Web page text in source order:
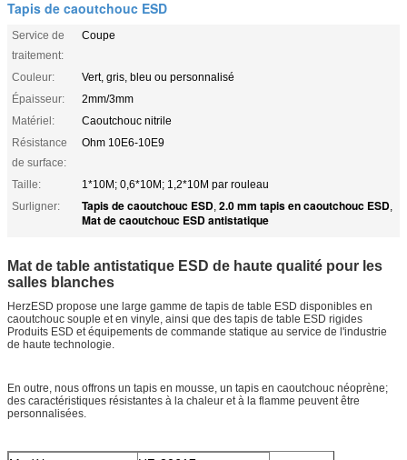
Tapis de caoutchouc ESD
Service de
traitement:
Coupe
Couleur:
Vert, gris, bleu ou personnalisé
Épaisseur:
2mm/3mm
Matériel:
Caoutchouc nitrile
Résistance
de surface:
Ohm 10E6-10E9
Taille:
1*10M; 0,6*10M; 1,2*10M par rouleau
Surligner:
Tapis de caoutchouc ESD, 2.0 mm tapis en caoutchouc ESD,
Mat de caoutchouc ESD antistatique
Mat de table antistatique ESD de haute qualité pour les
salles blanches
HerzESD propose une large gamme de tapis de table ESD disponibles en
caoutchouc souple et en vinyle, ainsi que des tapis de table ESD rigides
Produits ESD et équipements de commande statique au service de l'industrie
de haute technologie.
En outre, nous offrons un tapis en mousse, un tapis en caoutchouc néoprène;
des caractéristiques résistantes à la chaleur et à la flamme peuvent être
personnalisées.